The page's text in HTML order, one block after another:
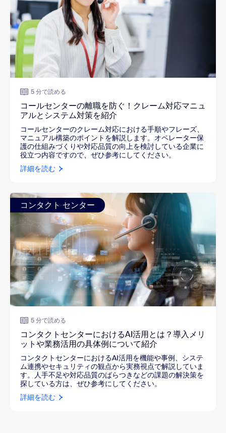
5 分で読める
コールセンターの離職を防ぐ！クレーム対応マニュ
アルとシステム対策を紹介
コールセンターのクレーム対応における手順やフレーズ、
マニュアル構築のポイントを解説します。オペレーター保
護の仕組みづくりや対応品質の向上を検討している企業に
役立つ内容ですので、ぜひ参考にしてください。
詳細を読む
コンタクト センター
5 分で読める
コンタクトセンターにおけるAI活用とは？導入メリ
ットや業務活用の具体例について紹介
コンタクトセンターにおけるAI活用を機能や事例、システ
ム連携やセキュリティの観点から実務視点で解説していま
す。人手不足や対応品質のばらつきなどの課題の解決策を
探している方は、ぜひ参考にしてください。
詳細を読む